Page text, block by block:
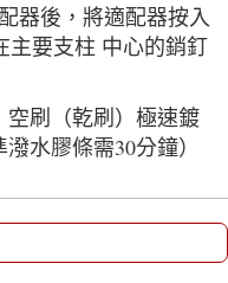
器後，將適配器按入
主要支柱 中心的銷釘
空刷（乾刷）極速鍍
水膠條需30分鐘）